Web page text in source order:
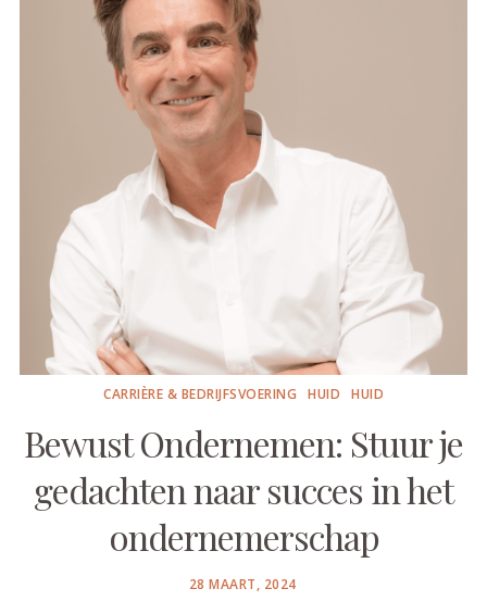
CARRIÈRE & BEDRIJFSVOERING HUID HUID
Bewust Ondernemen: Stuur je
gedachten naar succes in het
ondernemerschap
POSTED
28 MAART, 2024